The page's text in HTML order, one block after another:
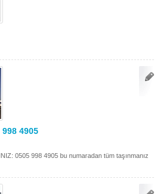
4905
0505 998 4905 bu numaradan tüm taşınmanız